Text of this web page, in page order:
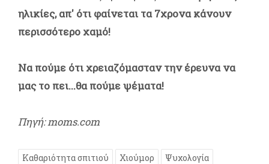
ηλικίες, απ' ότι φαίνεται τα 7χρονα κάνουν
περισσότερο χαμό!
Να πούμε ότι χρειαζόμασταν την έρευνα να
μας το πει...θα πούμε ψέματα!
Πηγή: moms.com
Καθαριότητα σπιτιού Χιούμορ Ψυχολογία